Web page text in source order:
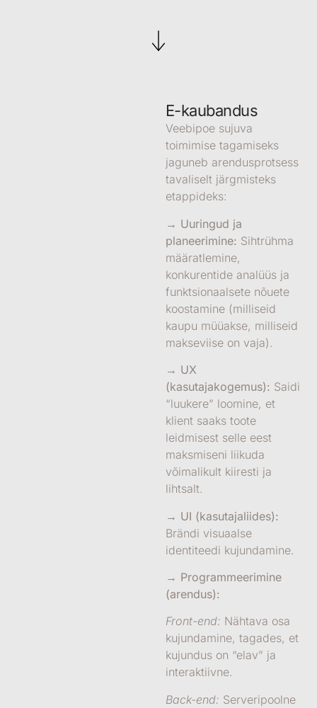
E-kaubandus
Veebipoe sujuva
toimimise tagamiseks
jaguneb arendusprotsess
tavaliselt järgmisteks
etappideks:
→ Uuringud ja
planeerimine: Sihtrühma
määratlemine,
konkurentide analüüs ja
funktsionaalsete nõuete
koostamine (milliseid
kaupu müüakse, milliseid
makseviise on vaja).
→ UX
(kasutajakogemus): Saidi
“luukere” loomine, et
klient saaks toote
leidmisest selle eest
maksmiseni liikuda
võimalikult kiiresti ja
lihtsalt.
→ UI (kasutajaliides):
Brändi visuaalse
identiteedi kujundamine.
→ Programmeerimine
(arendus):
Front-end: Nähtava osa
kujundamine, tagades, et
kujundus on “elav” ja
interaktiivne.
Back-end: Serveripoolne